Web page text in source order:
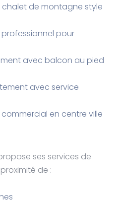
de montagne style
pour
avec balcon au pied
avec service
en centre ville
ses services de
de :